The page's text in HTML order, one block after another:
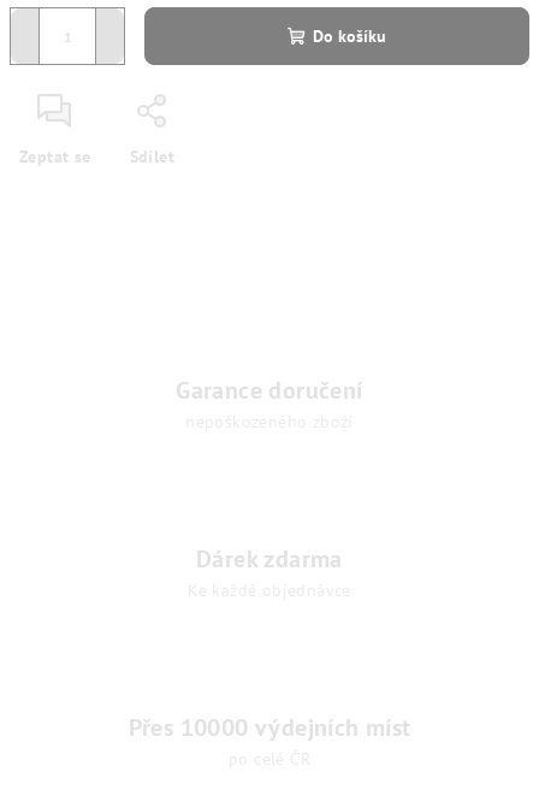
Do košíku
Zeptat se Sdílet
Garance doručení
Dárek zdarma
Přes 10000 výdejních míst